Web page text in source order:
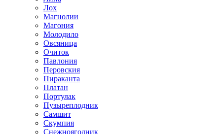
Лох
Магнолии
Магония
Молодило
Овсяница
Очиток
Павлония
Перовския
Пираканта
Платан
Портулак
Пузыреплодник
Самшит
Скумпия
Снежноягодник